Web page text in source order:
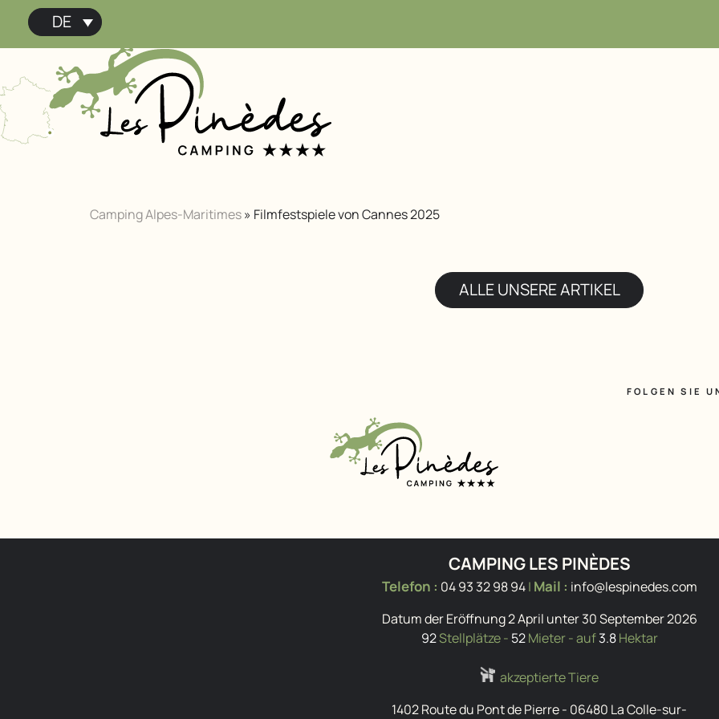
DE
Camping Alpes-Maritimes» Filmfestspiele von Cannes 2025
ALLE UNSERE ARTIKEL
FOLGEN SIE
CAMPING LES PINÈDES
Telefon : 04 93 32 98 94| Mail : info@lespinedes.com
Datum der Eröffnung 2 April unter 30 September 2026
92Stellplätze - 52Mieter - auf3.8Hektar
akzeptierte Tiere
1402 Route du Pont de Pierre- 06480 La Colle-sur-